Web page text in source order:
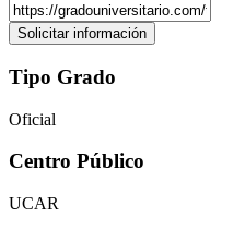
Tipo Grado
Oficial
Centro Público
UCAR